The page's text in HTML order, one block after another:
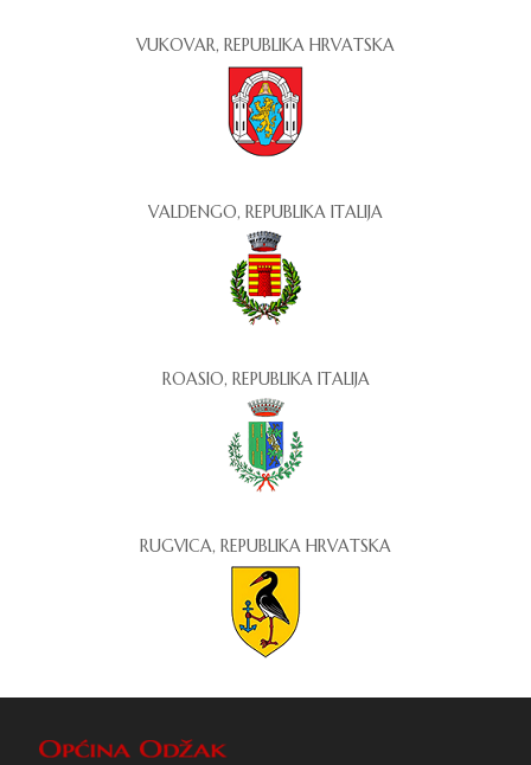
VUKOVAR, REPUBLIKA HRVATSKA
VALDENGO, REPUBLIKA ITALIJA
ROASIO, REPUBLIKA ITALIJA
RUGVICA, REPUBLIKA HRVATSKA